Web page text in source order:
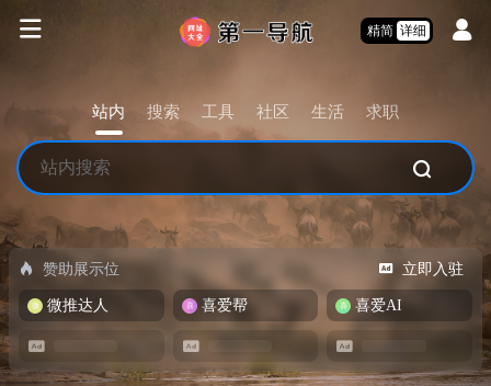
精简 详细
站内 搜索 工具 社区 生活 求职
赞助展示位 立即入驻
微推达人 喜爱帮 喜爱AI